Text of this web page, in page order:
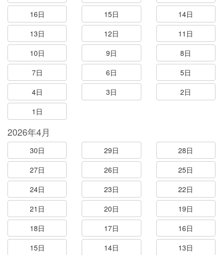
16日
15日
14日
13日
12日
11日
10日
9日
8日
7日
6日
5日
4日
3日
2日
1日
2026年4月
30日 29日
28日
27日
26日
25日
24日
23日
22日
21日
20日
19日
18日
17日
16日
15日
14日
13日